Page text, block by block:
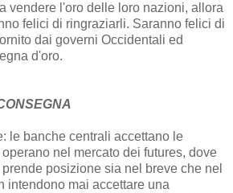
vendere l'oro delle loro nazioni, allora
felici di ringraziarli. Saranno felici di
dai governi Occidentali ed
d'oro.
le banche centrali accettano le
nel mercato dei futures, dove
posizione sia nel breve che nel
intendono mai accettare una